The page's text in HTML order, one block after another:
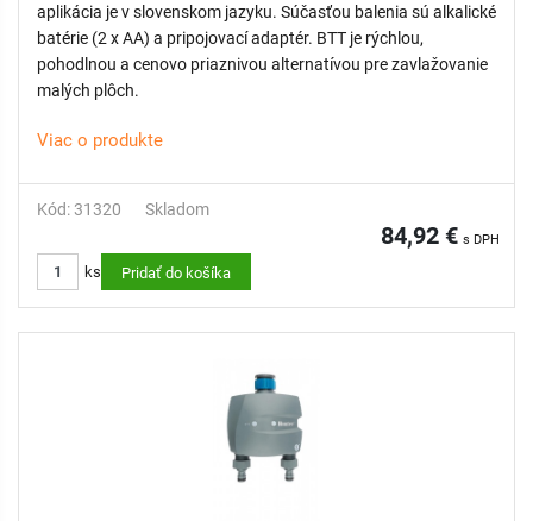
aplikácia je v slovenskom jazyku. Súčasťou balenia sú alkalické
batérie (2 x AA) a pripojovací adaptér. BTT je rýchlou,
pohodlnou a cenovo priaznivou alternatívou pre zavlažovanie
malých plôch.
Viac o produkte
Kód: 31320 Skladom
84,92 € s DPH
ks Pridať do košíka